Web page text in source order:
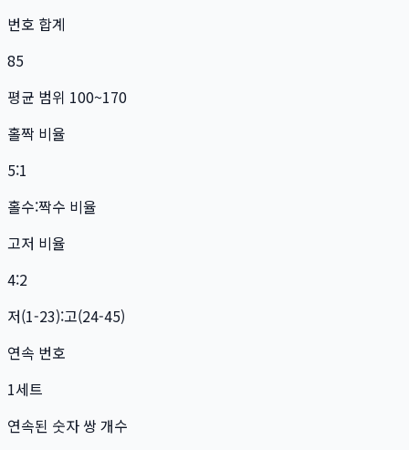
번호 합계
85
평균 범위 100~170
홀짝 비율
5:1
홀수:짝수 비율
고저 비율
4:2
저(1-23):고(24-45)
연속 번호
1세트
연속된 숫자 쌍 개수